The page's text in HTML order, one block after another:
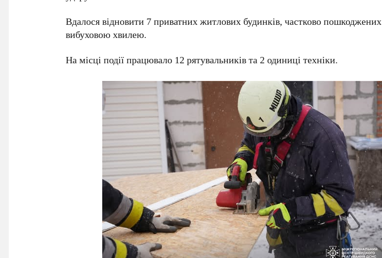
Вдалося відновити 7 приватних житлових будинків, частково пошкоджених
вибуховою хвилею.
На місці події працювало 12 рятувальників та 2 одиниці техніки.